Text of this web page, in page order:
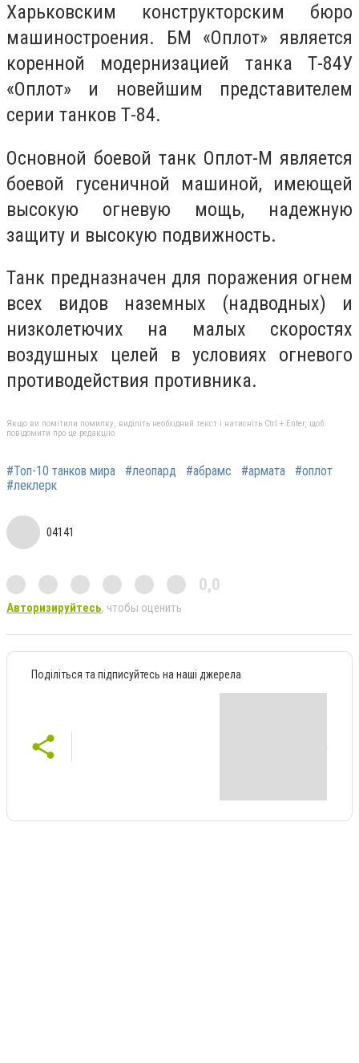
Харьковским конструкторским бюро
машиностроения. БМ «Оплот» является
коренной модернизацией танка Т-84У
«Оплот» и новейшим представителем
серии танков Т-84.
Основной боевой танк Оплот-М является
боевой гусеничной машиной, имеющей
высокую огневую мощь, надежную
защиту и высокую подвижность.
Танк предназначен для поражения огнем
всех видов наземных (надводных) и
низколетючих на малых скоростях
воздушных целей в условиях огневого
противодействия противника.
Якщо ви помітили помилку, виділіть необхідний текст і натисніть Ctrl + Enter, щоб
повідомити про це редакцію
#Топ-10 танков мира #леопард #абрамс #армата
#оплот
#леклерк
04141
0,0
Авторизируйтесь, чтобы оценить
Поділіться та підписуйтесь на наші джерела